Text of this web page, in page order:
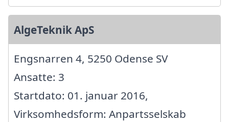
AlgeTeknik ApS
Engsnarren 4, 5250 Odense SV
Ansatte: 3
Startdato: 01. januar 2016,
Virksomhedsform: Anpartsselskab